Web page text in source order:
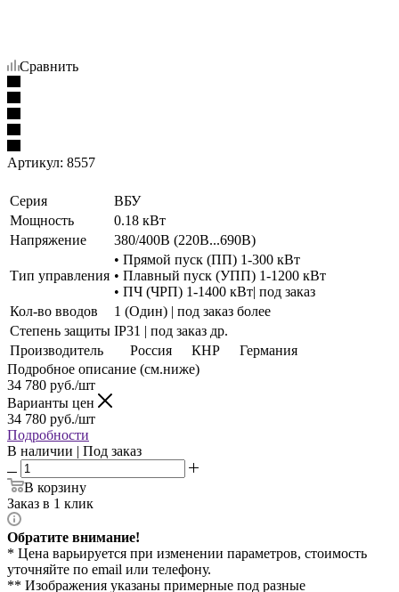
Сравнить
Артикул: 8557
Серия
ВБУ
Мощность
0.18 кВт
Напряжение
380/400В (220В...690В)
Тип управления
• Прямой пуск (ПП) 1-300 кВт
• Плавный пуск (УПП) 1-1200 кВт
• ПЧ (ЧРП) 1-1400 кВт| под заказ
Кол-во вводов
1 (Один) | под заказ более
Степень защиты IP31 | под заказ др.
Производитель
Россия КНР
Германия
Подробное описание (см.ниже)
34 780 руб./шт
Варианты цен
34 780 руб./шт
Подробности
В наличии | Под заказ
В корзину
Заказ в 1 клик
Обратите внимание!
* Цена варьируется при изменении параметров, стоимость
уточняйте по email или телефону.
** Изображения указаны примерные под разные